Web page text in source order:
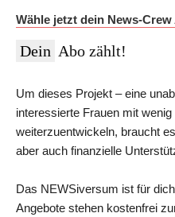
Wähle jetzt dein News-Crew
Dein Abo zählt!
Um dieses Projekt – eine
interessierte Frauen mit
weiterzuentwickeln, braucht
aber auch finanzielle
Das NEWSiversum ist für
Angebote stehen kostenfrei